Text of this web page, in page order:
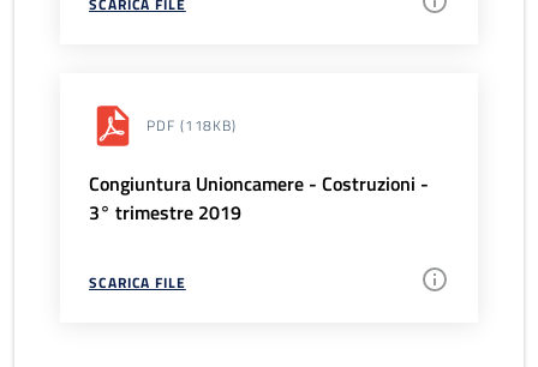
PDF (118KB)
Congiuntura Unioncamere - Costruzioni -
3° trimestre 2019
SCARICA FILE